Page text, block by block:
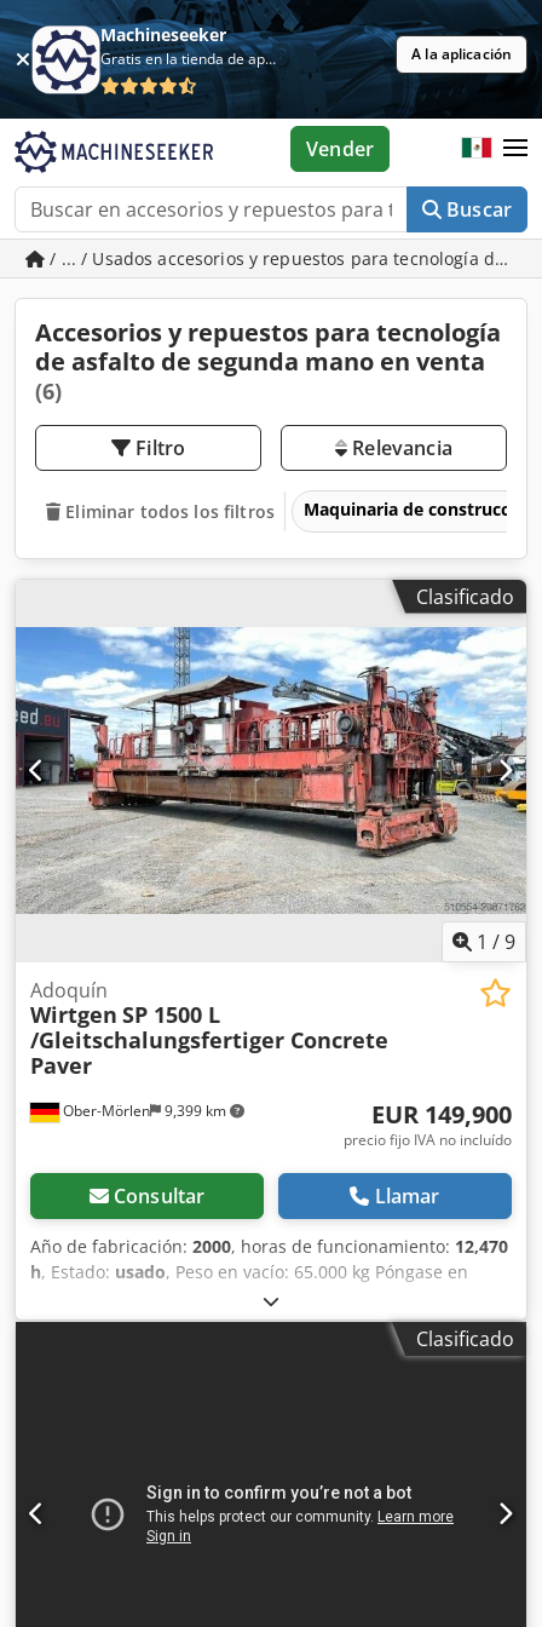
Machineseeker
Gratis en la tienda de aplicaciones A la aplicación
Buscar
Vender
/ ... / Usados accesorios y repuestos para tecnología de
Accesorios y repuestos para tecnología
de asfalto de segunda mano en venta
(6)
Filtro Relevancia
Eliminar todos los filtros Maquinaria de construcción
Clasificado
1 /9
Ober-Mörlen 9,399 km
Adoquín
Wirtgen SP 1500 L
/Gleitschalungsfertiger Concrete
Paver
EUR 149,900
precio fijo IVA no incluído
Consultar Llamar
Año de fabricación: 2000, horas de funcionamiento: 12,470
h, Estado: usado, Peso en vacío: 65.000 kg Póngase en
contacto con Emal Jaweed para obtener más información.
Wirtgen SP 1500 L Pavimentadora de encofrado deslizante
/ Concrete paver, Año de fabricación: 2000, Horas de
velocidad de traslación hasta 25 m/min, sistema DBI
(equipo de inserción de varillas), en buen estado de
funcionamiento, Ofrecemos desmontaje y montaje de la
Clasificado